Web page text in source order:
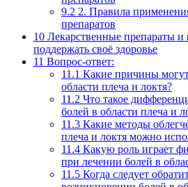
9.2 2. Правила
препаратов
10 Лекарственные препараты
поддержать своё здоровье
11 Вопрос-ответ:
11.1 Какие причины
области плеча и локтя?
11.2 Что такое
болей в области плеча и
11.3 Какие методы
плеча и локтя можно
11.4 Какую роль играет
при лечении болей в
11.5 Когда следует